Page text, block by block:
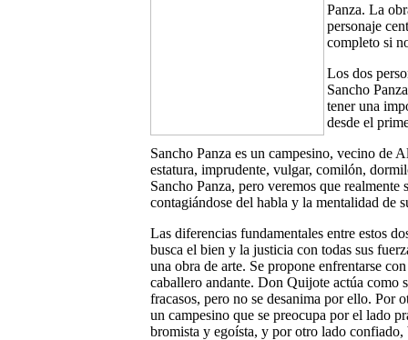
Panza. La
personaje
completo si
Los dos
Sancho
tener una
desde el
Sancho Panza es un campesino, vecino de
estatura, imprudente, vulgar, comilón,
Sancho Panza, pero veremos que
contagiándose del habla y la mentalidad de
Las diferencias fundamentales entre estos
busca el bien y la justicia con todas sus
una obra de arte. Se propone enfrentarse
caballero andante. Don Quijote actúa como
fracasos, pero no se desanima por ello. Por
un campesino que se preocupa por el lado
bromista y egoísta, y por otro lado confiado,